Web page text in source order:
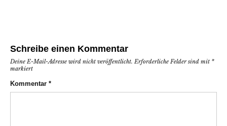
Schreibe einen Kommentar
Deine E-Mail-Adresse wird nicht veröffentlicht. Erforderliche Felder sind mit *
markiert
Kommentar *